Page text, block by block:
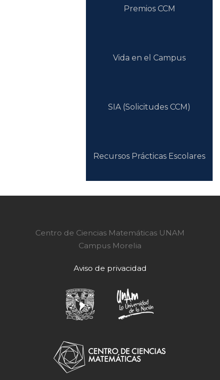
Premios CCM
Vida en el Campus
SIA (Solicitudes CCM)
Recursos Prácticas Escolares
Centro de Ciencias Matemáticas UNAM
Campus Morelia
Aviso de privacidad